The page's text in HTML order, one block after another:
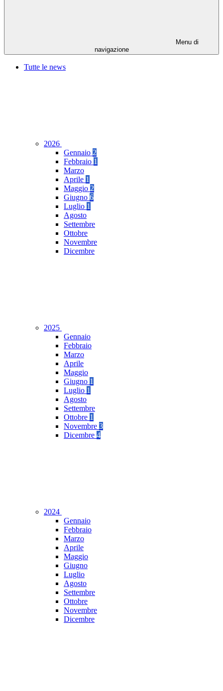
Menu di
navigazione
Tutte le news
2026
Gennaio 2
Febbraio 1
Marzo
Aprile 1
Maggio 2
Giugno 6
Luglio 1
Agosto
Settembre
Ottobre
Novembre
Dicembre
2025
Gennaio
Febbraio
Marzo
Aprile
Maggio
Giugno 1
Luglio 1
Agosto
Settembre
Ottobre 1
Novembre 3
Dicembre 4
2024
Gennaio
Febbraio
Marzo
Aprile
Maggio
Giugno
Luglio
Agosto
Settembre
Ottobre
Novembre
Dicembre